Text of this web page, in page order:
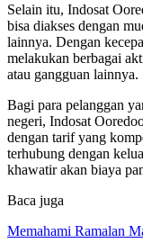
Selain itu, Indosat
bisa diakses dengan
lainnya. Dengan
melakukan berbagai
atau gangguan lainnya.
Bagi para pelanggan
negeri, Indosat
dengan tarif yang
terhubung dengan
khawatir akan biaya
Baca juga
Memahami Ramalan